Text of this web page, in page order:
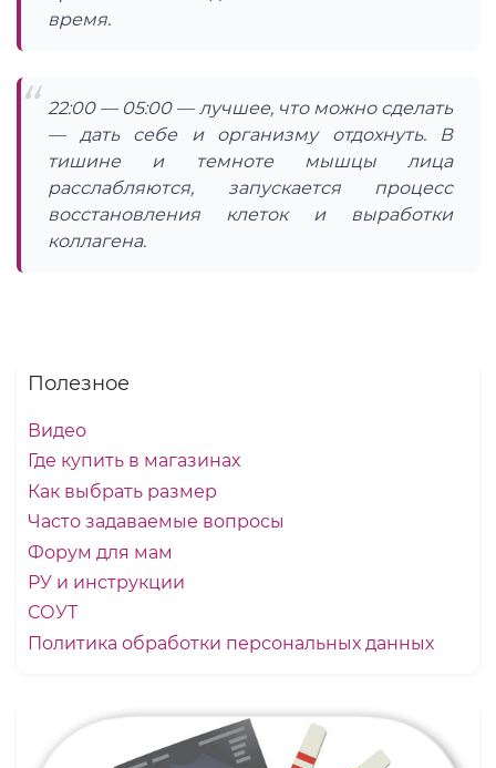
время.
22:00 — 05:00 — лучшее, что можно сделать
— дать себе и организму отдохнуть. В
тишине и темноте мышцы лица
расслабляются, запускается процесс
восстановления клеток и выработки
коллагена.
Полезное
Видео
Где купить в магазинах
Как выбрать размер
Часто задаваемые вопросы
Форум для мам
РУ и инструкции
СОУТ
Политика обработки персональных данных